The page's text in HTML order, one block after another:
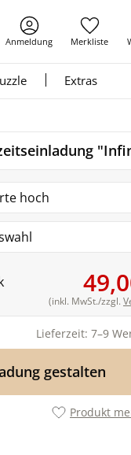
Anmeldung Merkliste
Extras
hoch
(inkl. MwSt./zzgl.
Lieferzeit: 7–9
gestalten
Produkt